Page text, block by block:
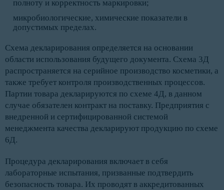
полноту и корректность маркировки;
микробиологические, химические показатели в
допустимых пределах.
Схема декларирования определяется на основании
области использования будущего документа. Схема 3Д
распространяется на серийное производство косметики, а
также требует контроля производственных процессов.
Партии товара декларируются по схеме 4Д, в данном
случае обязателен контракт на поставку. Предприятия с
внедренной и сертифицированной системой
менеджмента качества декларируют продукцию по схеме
6Д.
Процедура декларирования включает в себя
лабораторные испытания, призванные подтвердить
безопасность товара. Их проводят в аккредитованных